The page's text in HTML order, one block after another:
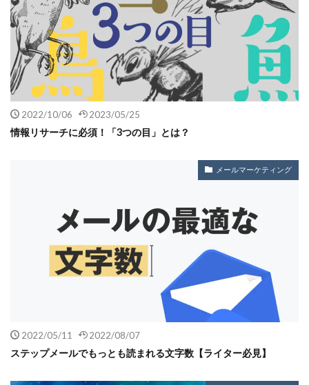
2022/10/06 2023/05/25
情報リサーチに必須！「3つの目」とは？
メールマーケティング
2022/05/11 2022/08/07
ステップメールでもっとも読まれる文字数【ライター必見】